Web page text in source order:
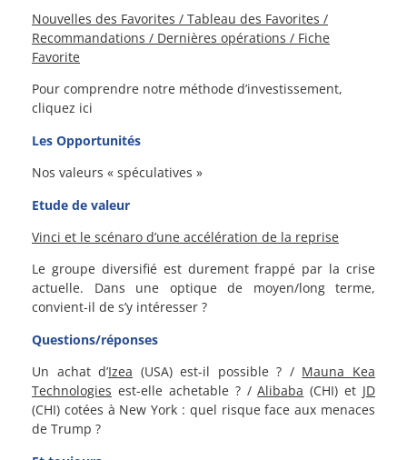
Nouvelles des Favorites / Tableau des Favorites /
Recommandations / Dernières opérations / Fiche
Favorite
Pour comprendre notre méthode d’investissement,
cliquez ici
Les Opportunités
Nos valeurs « spéculatives »
Etude de valeur
Vinci et le scénaro d’une accélération de la reprise
Le groupe diversifié est durement frappé par la crise
actuelle. Dans une optique de moyen/long terme,
convient-il de s’y intéresser ?
Questions/réponses
Un achat d’Izea (USA) est-il possible ? / Mauna Kea
Technologies est-elle achetable ? /Alibaba (CHI) et JD
(CHI) cotées à New York : quel risque face aux menaces
de Trump ?